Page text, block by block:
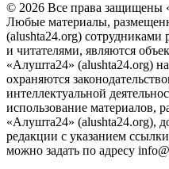
© 2026 Все права защищены
Любые материалы,
(alushta24.org)
и читателями, являются
«Алушта24» (alushta24.org)
охраняются
интеллектуальной
использование материалов,
«Алушта24» (alushta24.org),
редакции с указанием
можно задать по адресу